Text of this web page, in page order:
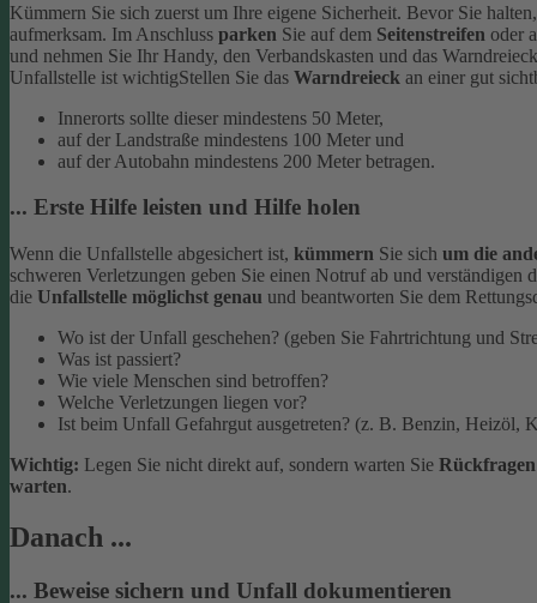
Kümmern Sie sich zuerst um Ihre eigene Sicherheit. Bevor Sie
aufmerksam. Im Anschluss parken Sie auf dem Seitenstreifen oder
und nehmen Sie Ihr Handy, den Verbandskasten und das
Unfallstelle ist wichtigStellen Sie das Warndreieck an einer gut
Innerorts sollte dieser mindestens 50 Meter,
auf der Landstraße mindestens 100 Meter und
auf der Autobahn mindestens 200 Meter betragen.
... Erste Hilfe leisten und Hilfe holen
Wenn die Unfallstelle abgesichert ist, kümmern Sie sich um die
schweren Verletzungen geben Sie einen Notruf ab und
die Unfallstelle möglichst genau und beantworten Sie dem
Wo ist der Unfall geschehen? (geben Sie Fahrtrichtung und
Was ist passiert?
Wie viele Menschen sind betroffen?
Welche Verletzungen liegen vor?
Ist beim Unfall Gefahrgut ausgetreten? (z. B. Benzin,
Wichtig: Legen Sie nicht direkt auf, sondern warten Sie Rückfragen
warten.
Danach ...
... Beweise sichern und Unfall dokumentieren